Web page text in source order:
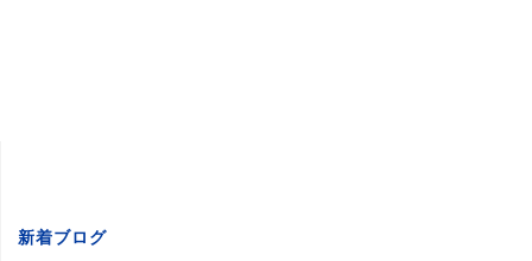
新着ブログ